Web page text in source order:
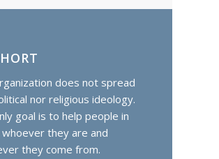
does not spread
nor religious ideology.
goal is to help people in
they are and
they come from.